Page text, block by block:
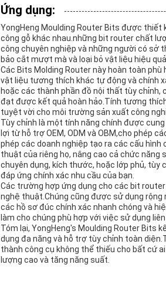
Ứng dụng:
YongHeng Moulding Router Bits được
công gỗ khác nhau.những bit router chất
công chuyên nghiệp và những người có sở
bảo cắt mượt mà và loại bỏ vật liệu hiệu
Các Bits Molding Router này hoàn toàn phù
vật liệu tương thích khác tự động và chính
hoặc các thành phần đồ nội thất tùy
đạt được kết quả hoàn hảo.Tính tương
tuyệt vời cho môi trường sản xuất công
Tùy chỉnh là một tính năng chính được
lợi từ hỗ trợ OEM, ODM và OBM,cho phép
phép các doanh nghiệp tạo ra các cấu
thuật của riêng họ, nâng cao cả chức
chuyên dụng, kích thước, hoặc lớp phủ, tùy
đáp ứng chính xác nhu cầu của bạn.
Các trường hợp ứng dụng cho các bit
nghệ thuật.Chúng cũng được sử dụng rộng
các hồ sơ đúc chính xác nhanh chóng và
làm cho chúng phù hợp với việc sử dụng
Tóm lại, YongHeng's Moulding Router Bits
dụng đa năng và hỗ trợ tùy chỉnh toàn
thành công cụ không thể thiếu cho bất cứ
lượng cao và tăng năng suất.